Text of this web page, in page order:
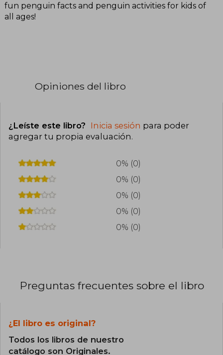
fun penguin facts and penguin activities for kids of
all ages!
Opiniones del libro
¿Leíste este libro? Inicia sesión para poder
agregar tu propia evaluación.
0% (0)
0% (0)
0% (0)
0% (0)
0% (0)
Preguntas frecuentes sobre el libro
¿El libro es original?
Todos los libros de nuestro
catálogo son Originales.